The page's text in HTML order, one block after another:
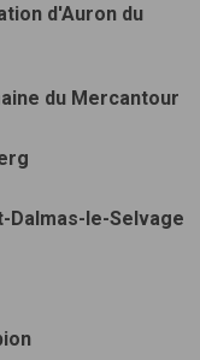
d'Auron du
du Mercantour
Dalmas-le-Selvage